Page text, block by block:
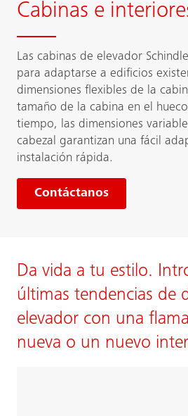
Cabinas e
Las cabinas de elevador
para adaptarse a edificios
dimensiones flexibles de la
tamaño de la cabina en el
tiempo, las dimensiones
cabezal garantizan una fácil
instalación rápida.
Contáctanos
Da vida a tu estilo.
últimas tendencias de
elevador con una
nueva o un nuevo